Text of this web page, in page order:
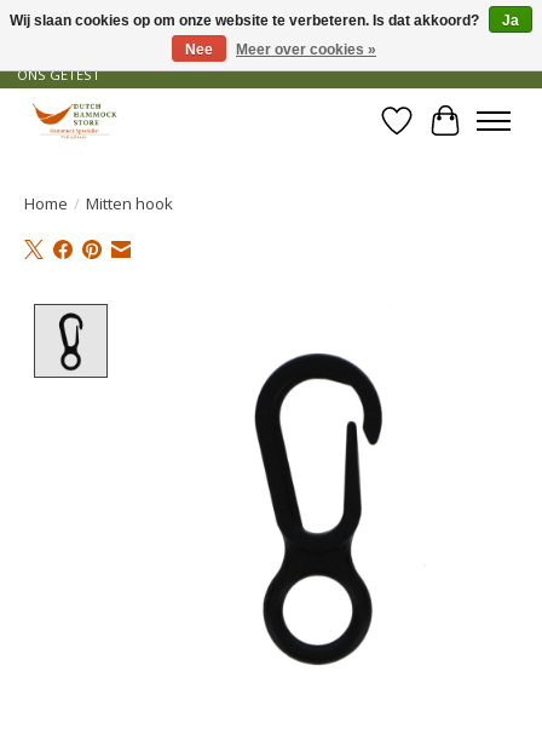
GRATIS VERZENDING VANAF € 50 - OFFICIEEL DEALER - PRODUCTEN ZIJN DOOR
ONS GETEST
Verlanglijst
Home / Mitten hook
Wij slaan cookies op om onze website te verbeteren. Is dat akkoord?
Ja
Nee
Meer over cookies »